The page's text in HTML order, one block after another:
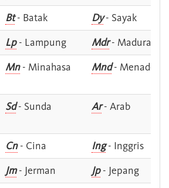
Bt- Batak Dy- Sayak
Lp- Lampung Mdr- Madura
Mn- Minahasa Mnd- Menado
Sd- Sunda Ar- Arab
Cn- Cina Ing- Inggris
Jm- Jerman Jp- Jepang